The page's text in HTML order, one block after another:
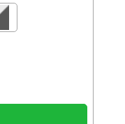
und
der
harmonische
oder